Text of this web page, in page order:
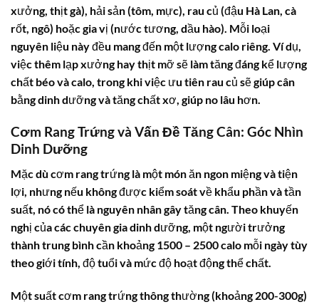
xưởng, thịt gà), hải sản (tôm, mực), rau củ (đậu Hà Lan, cà
rốt, ngô) hoặc gia vị (nước tương, dầu hào). Mỗi loại
nguyên liệu này đều mang đến một lượng calo riêng. Ví dụ,
việc thêm lạp xưởng hay thịt mỡ sẽ làm tăng đáng kể lượng
chất béo và calo, trong khi việc ưu tiên rau củ sẽ giúp cân
bằng dinh dưỡng và tăng chất xơ, giúp no lâu hơn.
Cơm Rang Trứng và Vấn Đề Tăng Cân: Góc Nhìn
Dinh Dưỡng
Mặc dù cơm rang trứng là một món ăn ngon miệng và tiện
lợi, nhưng nếu không được kiểm soát về khẩu phần và tần
suất, nó có thể là nguyên nhân gây tăng cân. Theo khuyến
nghị của các chuyên gia dinh dưỡng, một người trưởng
thành trung bình cần khoảng 1500 – 2500 calo mỗi ngày tùy
theo giới tính, độ tuổi và mức độ hoạt động thể chất.
Một suất cơm rang trứng thông thường (khoảng 200-300g)